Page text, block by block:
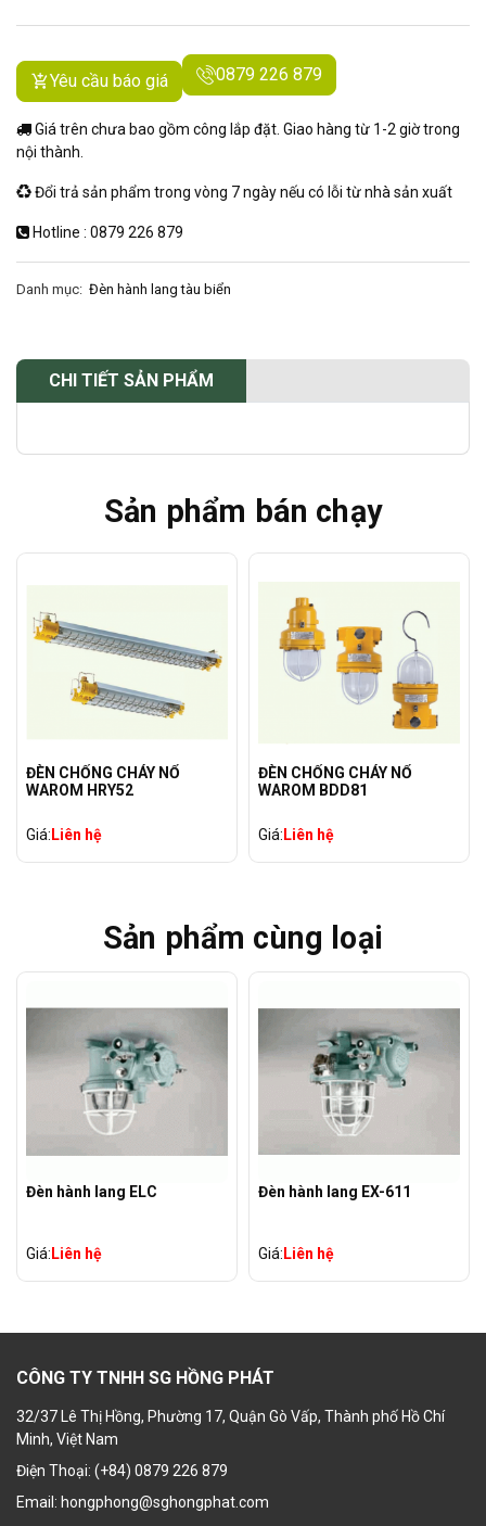
Yêu cầu báo giá 0879 226 879
Giá trên chưa bao gồm công lắp đặt. Giao hàng từ 1-2 giờ trong
nội thành.
Đổi trả sản phẩm trong vòng 7 ngày nếu có lỗi từ nhà sản xuất
Hotline : 0879 226 879
Danh mục: Đèn hành lang tàu biển
CHI TIẾT SẢN PHẨM
Sản phẩm bán chạy
ĐÈN CHỐNG CHÁY NỔ
WAROM HRY52
Giá: Liên hệ
ĐÈN CHỐNG CHÁY NỔ
WAROM BDD81
Giá: Liên hệ
Sản phẩm cùng loại
Đèn hành lang ELC
Giá: Liên hệ
Đèn hành lang EX-611
Giá: Liên hệ
CÔNG TY TNHH SG HỒNG PHÁT
32/37 Lê Thị Hồng, Phường 17, Quận Gò Vấp, Thành phố Hồ Chí
Minh, Việt Nam
Điện Thoại: (+84) 0879 226 879
Email: hongphong@sghongphat.com